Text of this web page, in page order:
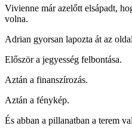
Vivienne már azelőtt elsápadt,
volna.
Adrian gyorsan lapozta át az
Először a jegyesség felbontása.
Aztán a finanszírozás.
Aztán a fénykép.
És abban a pillanatban a terem